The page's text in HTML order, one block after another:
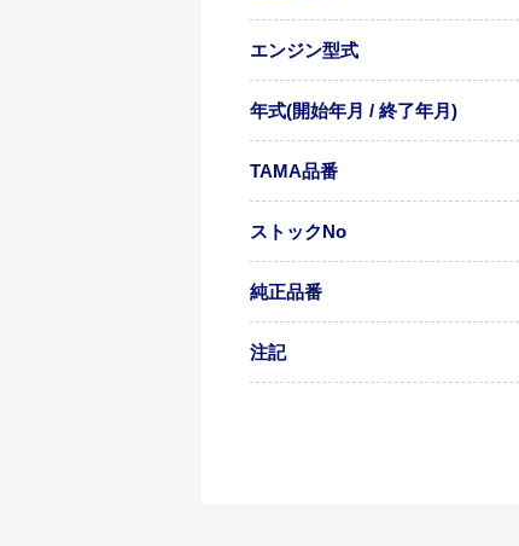
エンジン型式
年式(開始年月 / 終了年月)
TAMA品番
ストックNo
純正品番
注記